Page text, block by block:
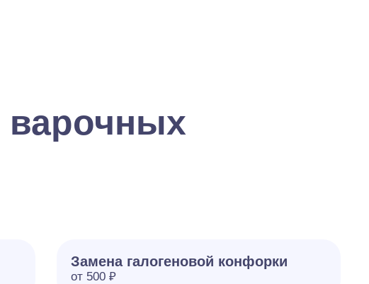
варочных
Замена галогеновой конфорки
от 500 ₽